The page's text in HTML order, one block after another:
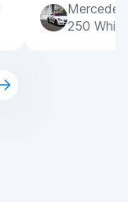
250